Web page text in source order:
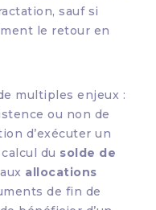
sauf si
le retour en
multiples enjeux :
ou non de
d’exécuter un
du solde de
allocations
de fin de